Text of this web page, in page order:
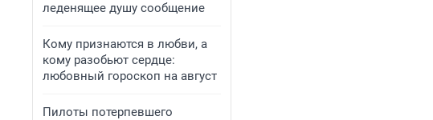
леденящее душу сообщение
Кому признаются в любви, а
кому разобьют сердце:
любовный гороскоп на август
Пилоты потерпевшего